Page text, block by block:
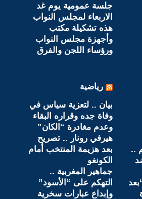
جلسة عمومية يوم غد
الاربعاء لمجلس النواب
هذه تشكيلة مكتب
وأجهزة مجلس النواب
ورؤساء اللجن والفرق
..
رياضية
بيان .. لتعزية سياس في
وفاة جده وقراره البقاء
وعدم مغادرة “الكان”
هيرفي رونار .. تصريح
بعد هزيمة المنتخب أمام
الكونغو
جماهير المغربية ..
التهكم على “الأسود”
وإبداع عبارات سخرية